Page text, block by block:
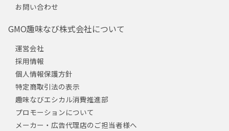
お問い合わせ
GMO趣味なび株式会社について
運営会社
採用情報
個人情報保護方針
特定商取引法の表示
趣味なびエシカル消費推進部
プロモーションについて
メーカー・広告代理店のご担当者様へ